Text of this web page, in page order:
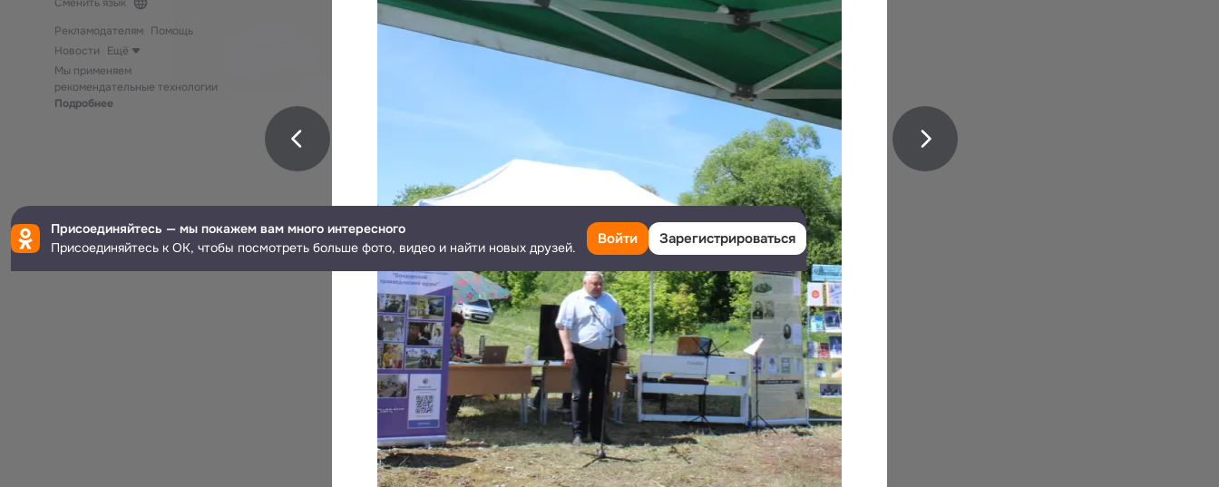
Рекламодателям Помощь
Новости
Ещё
Мы применяем
рекомендательные технологии
Подробнее
Присоединяйтесь — мы покажем вам много интересного
Присоединяйтесь к ОК, чтобы посмотреть больше фото, видео и найти новых друзей.
Войти Зарегистрироваться